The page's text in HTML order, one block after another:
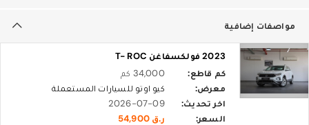
مواصفات إضافية
2023 فولكسفاغن T- ROC
كم قاطع:
34,000 كم
معرض:
كيو اوتو للسيارات المستعملة
اخر تحديث:
2026-07-09
السعر:
ر.ق 54,900